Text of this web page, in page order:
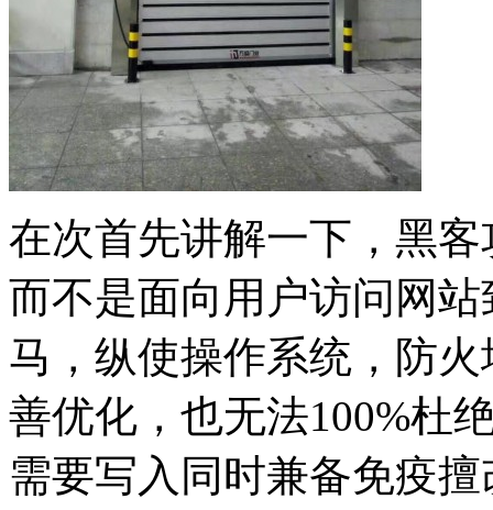
在次首先讲解一下，黑
而不是面向用户访问网
马，纵使操作系统，防
善优化，也无法100%杜
需要写入同时兼备免疫